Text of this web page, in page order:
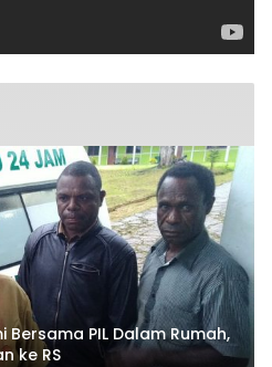
Bersama PIL Dalam Rumah,
ke RS